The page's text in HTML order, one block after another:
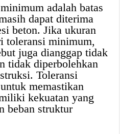
adalah batas
dapat diterima
beton. Jika ukuran
toleransi minimum,
juga dianggap tidak
tidak diperbolehkan
Toleransi
memastikan
kekuatan yang
beban struktur